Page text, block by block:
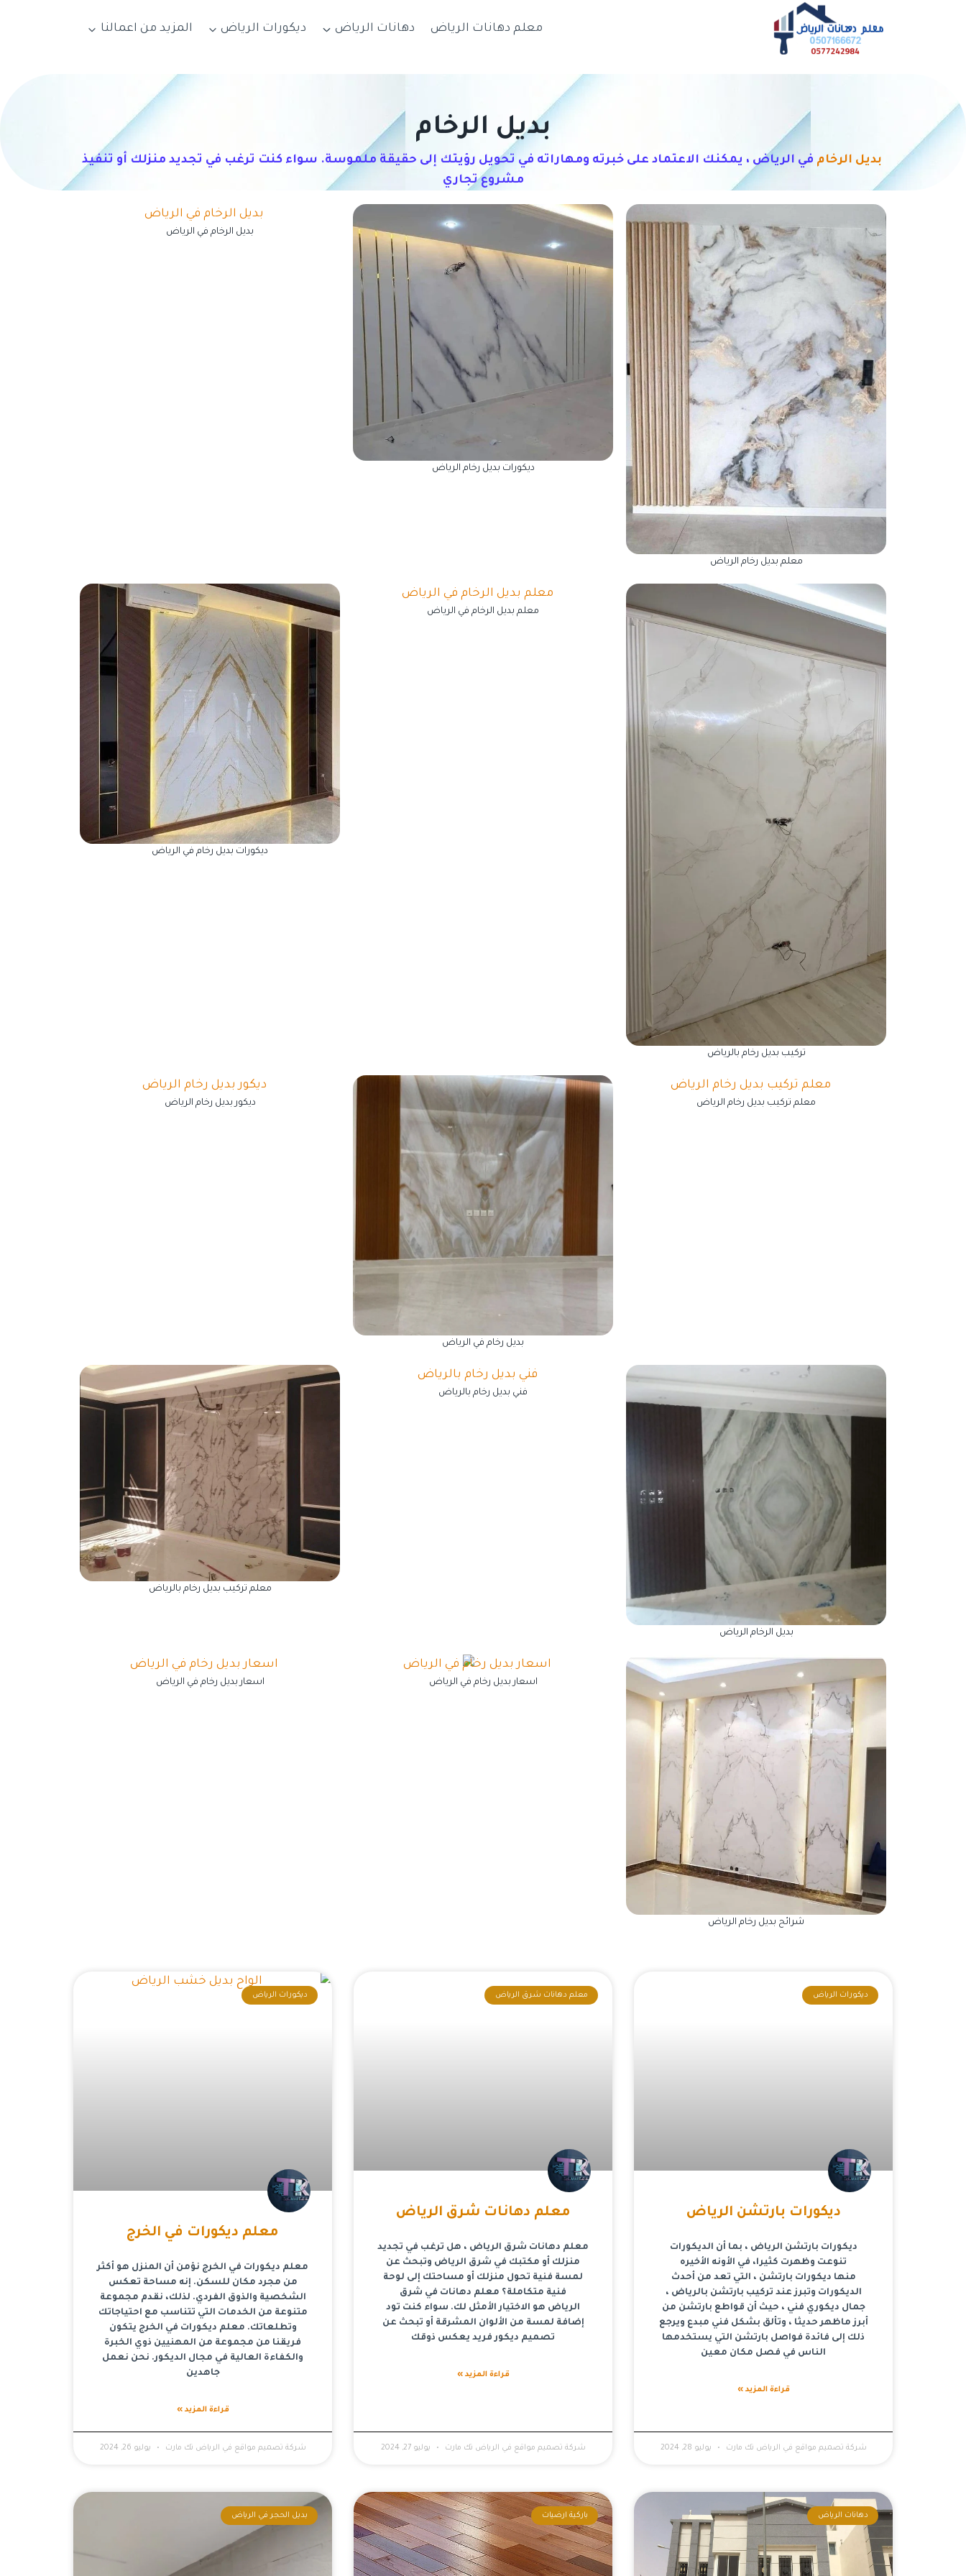
معلم دهانات الرياض دهانات الرياض ديكورات الرياض المزيد من اعمالنا
بديل الرخام
بديل الرخام في الرياض ، يمكنك الاعتماد على خبرته ومهاراته في تحويل رؤيتك إلى حقيقة ملموسة. سواء كنت ترغب في تجديد منزلك أو تنفيذ
مشروع تجاري
معلم بديل رخام الرياض
ديكورات بديل رخام الرياض
بديل الرخام في الرياض
تركيب بديل رخام بالرياض
معلم بديل الرخام في الرياض
ديكورات بديل رخام في الرياض
معلم تركيب بديل رخام الرياض
بديل رخام في الرياض
ديكور بديل رخام الرياض
بديل الرخام الرياض
فني بديل رخام بالرياض
معلم تركيب بديل رخام بالرياض
شرائح بديل رخام الرياض
اسعار بديل رخام في الرياض اسعار بديل رخام في الرياض
ديكورات الرياض
ديكورات بارتشن الرياض
ديكورات بارتشن الرياض ، بما أن الديكورات
تنوعت وظهرت كثيرا، في الأونه الأخيره
منها ديكورات بارتشن ، التي تعد من أحدث
الديكورات وتبرز عند تركيب بارتشن بالرياض ،
جمال ديكوري فني ، حيث أن قواطع بارتشن من
أبرز ماظهر حديثا ، وتألق بشكل فني مبدع ويرجع
ذلك إلى فائدة فواصل بارتشن التي يستخدمها
الناس في فصل مكان معين
قراءة المزيد »
شركة تصميم مواقع في الرياض تك مارت يوليو 28, 2024
معلم دهانات شرق الرياض
معلم دهانات شرق الرياض
معلم دهانات شرق الرياض ، هل ترغب في تجديد
منزلك أو مكتبك في شرق الرياض وتبحث عن
لمسة فنية تحول منزلك أو مساحتك إلى لوحة
فنية متكاملة؟ معلم دهانات في شرق
الرياض هو الاختيار الأمثل لك. سواء كنت تود
إضافة لمسة من الألوان المشرقة أو تبحث عن
تصميم ديكور فريد يعكس ذوقك
قراءة المزيد »
شركة تصميم مواقع في الرياض تك مارت يوليو 27, 2024
ديكورات الرياض
معلم ديكورات في الخرج
معلم ديكورات في الخرج نؤمن أن المنزل هو أكثر
من مجرد مكان للسكن. إنه مساحة تعكس
الشخصية والذوق الفردي. لذلك، نقدم مجموعة
متنوعة من الخدمات التي تتناسب مع احتياجاتك
وتطلعاتك. معلم ديكورات في الخرج يتكون
فريقنا من مجموعة من المهنيين ذوي الخبرة
والكفاءة العالية في مجال الديكور. نحن نعمل
جاهدين
قراءة المزيد »
شركة تصميم مواقع في الرياض تك مارت يوليو 26, 2024
دهانات الرياض باركية ارضيات بديل الحجر في الرياض